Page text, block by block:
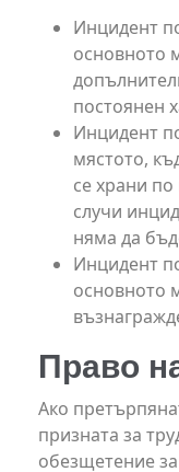
Инцидент
основното
постоянен
Инцидент
мястото,
се храни
случи
няма да
Инцидент
основното
Право
Ако
призната за
обезщетение